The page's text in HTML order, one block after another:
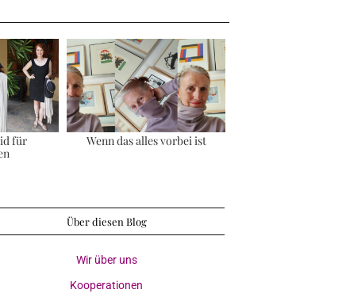
für
Wenn das alles vorbei ist
Über diesen Blog
Wir über uns
Kooperationen